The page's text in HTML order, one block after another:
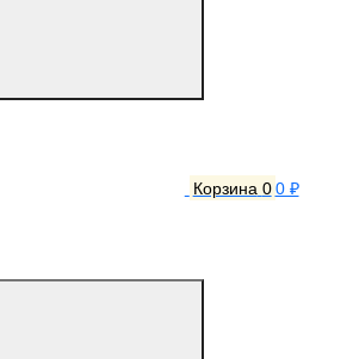
Корзина 0 0 ₽